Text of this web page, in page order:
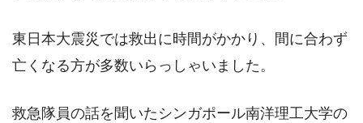
東日本大震災では救出に時間がかかり、間に合わず
亡くなる方が多数いらっしゃいました。
救急隊員の話を聞いたシンガポール南洋理工大学の